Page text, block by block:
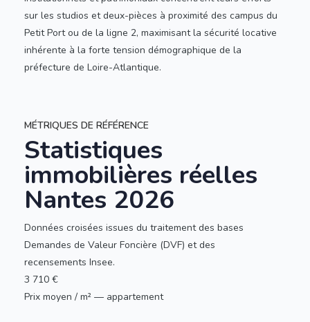
sur les studios et deux-pièces à proximité des campus du
Petit Port ou de la ligne 2, maximisant la sécurité locative
inhérente à la forte tension démographique de la
préfecture de Loire-Atlantique.
MÉTRIQUES DE RÉFÉRENCE
Statistiques
immobilières réelles
Nantes 2026
Données croisées issues du traitement des bases
Demandes de Valeur Foncière (DVF) et des
recensements Insee.
3 710 €
Prix moyen / m² — appartement